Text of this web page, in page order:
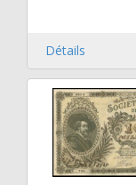
Détails